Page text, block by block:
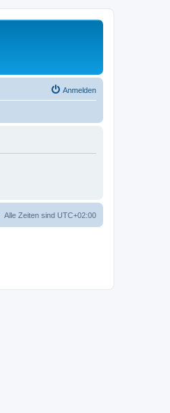
Anmelden
Alle Zeiten sind UTC+02:00